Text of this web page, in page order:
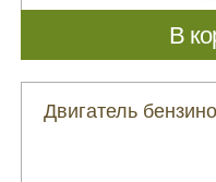
В
Двигатель